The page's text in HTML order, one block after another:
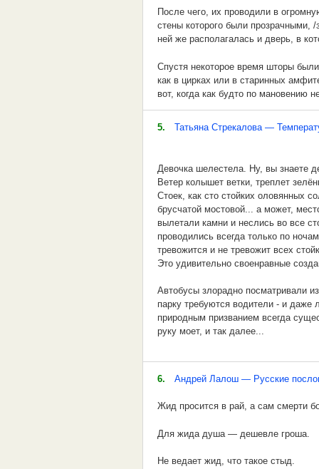
Я существую, лишь когда я мыслю...
***
Хочешь стать когда-нибудь
Научись довольствоваться малым
Научись Творцу быть благодарным
А иначе, что такое счастье?
- Радужный мираж за горизонтом...
Едет с фронта русский ваня
А за полем-полюшком
РОдное село
Провожать пришло
.
Припев
333
Как вдова с свекрухою
Делят Жигули
А у военкома в плане
Столько нарожать!
- Пусть войдут, - приказал папа.
чрезмерно дорого и безвкусно. Но,
испуганно разглядывать вошедших.
После чего, их проводили в
стены которого были прозрачными,
ней же располагалась и дверь, в
Спустя некоторое время шторы
как в цирках или в старинных
вот, когда как будто по мановению
тигра, самец и самка. Увидев, или
5. Татьяна Стрекалова —
Девочка шелестела. Ну, вы знаете
Ветер колышет ветки, треплет
Стоек, как сто стойких оловянных
брусчатой мостовой... а может,
вылетали камни и неслись во все
проводились всегда только по
тревожится и не тревожит всех
Это удивительно своенравные
Автобусы злорадно посматривали
парку требуются водители - и даже
природным призванием всегда
руку моет, и так далее...
выворотность, с какой автобус
6. Андрей Лалош — Русские
Жид просится в рай, а сам смерти
Для жида душа — дешевле гроша.
Не ведает жид, что такое стыд.